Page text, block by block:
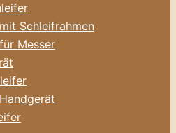
Schleifrahmen
Messer